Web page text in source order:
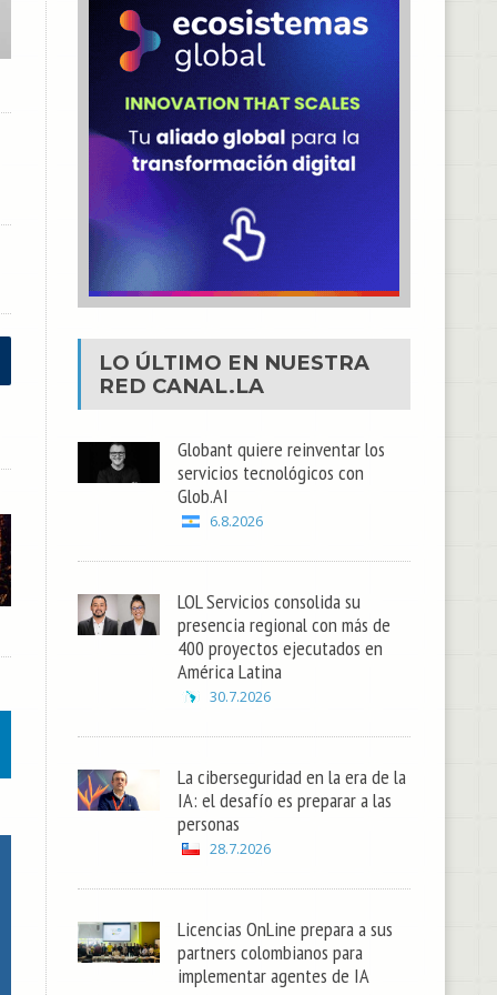
LO ÚLTIMO EN NUESTRA
RED CANAL.LA
Globant quiere reinventar los
servicios tecnológicos con
Glob.AI
6.8.2026
LOL Servicios consolida su
presencia regional con más de
400 proyectos ejecutados en
América Latina
30.7.2026
La ciberseguridad en la era de la
IA: el desafío es preparar a las
personas
28.7.2026
Licencias OnLine prepara a sus
partners colombianos para
implementar agentes de IA